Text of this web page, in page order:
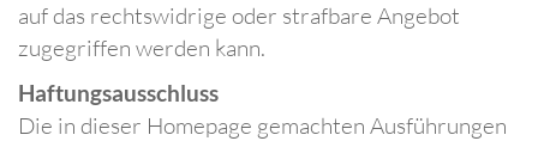
auf das rechtswidrige oder strafbare Angebot
zugegriffen werden kann.
Haftungsausschluss
Die in dieser Homepage gemachten Ausführungen